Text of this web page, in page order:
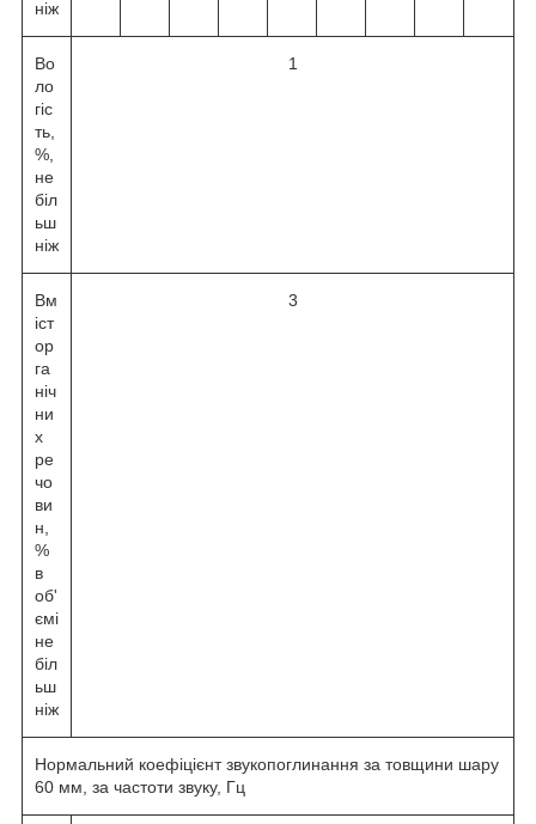
ніж
Во
ло
гіс
ть,
%,
не
біл
ьш
ніж
1
Вм
іст
ор
га
ніч
ни
х
ре
чо
ви
н,
%
в
об'
ємі
не
біл
ьш
ніж
3
Нормальний коефіцієнт звукопоглинання за товщини шару
60 мм, за частоти звуку, Гц